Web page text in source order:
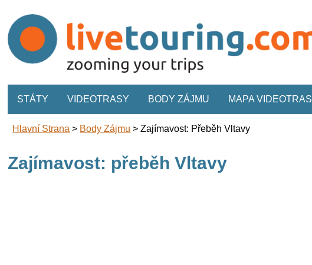
STÁTY VIDEOTRASY BODY ZÁJMU MAPA VIDEOTRAS
Hlavní Strana > Body Zájmu >Zajímavost: Přeběh Vltavy
Zajímavost: přeběh Vltavy